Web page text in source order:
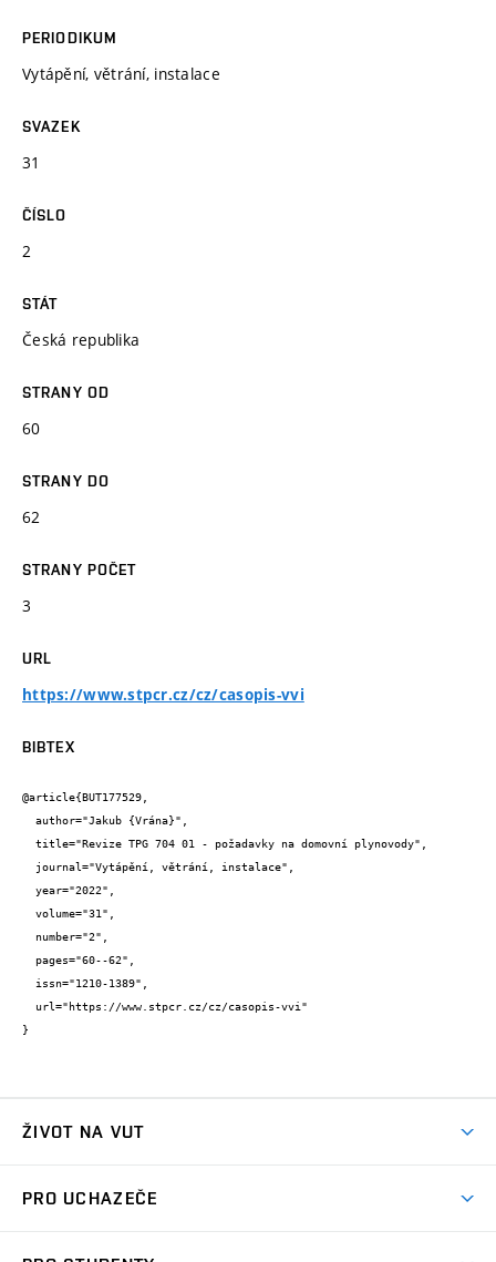
PERIODIKUM
Vytápění, větrání, instalace
SVAZEK
31
ČÍSLO
2
STÁT
Česká republika
STRANY OD
60
STRANY DO
62
STRANY POČET
3
URL
https://www.stpcr.cz/cz/casopis-vvi
BIBTEX
@article{BUT177529,
}
ŽIVOT NA VUT
Koleje
PRO UCHAZEČE